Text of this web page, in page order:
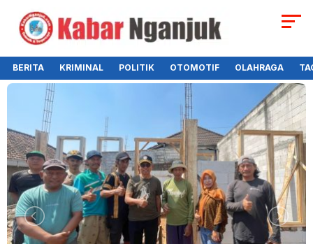
BERITA KRIMINAL POLITIK OTOMOTIF OLAHRAGA